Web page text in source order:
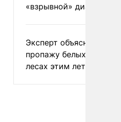
«взрывной» диареи
Эксперт объяснил
пропажу белых грибов
лесах этим летом